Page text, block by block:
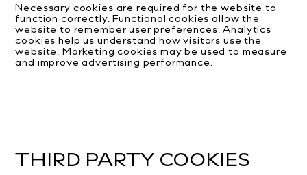
Necessary cookies are required for the website to
function correctly. Functional cookies allow the
website to remember user preferences. Analytics
cookies help us understand how visitors use the
website. Marketing cookies may be used to measure
and improve advertising performance.
THIRD PARTY COOKIES